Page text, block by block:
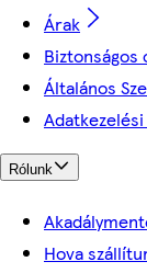
Árak
Biztonságos
Általános
Rólunk
Hova